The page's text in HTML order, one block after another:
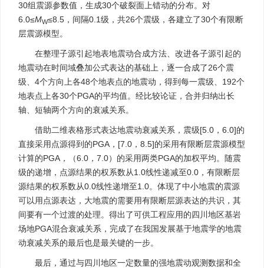
30组震源参数值，生成30个破裂面上错动的分布。对
6.0≤MW≤8.5，间隔0.1级，共26个震级，各建立了30个有限断
层震源模型。
在整理子源引起地表地震动合成方法、改进各子源引起的
地震动在时间域叠加公式表达的基础上，逐一合成了26个震
级、4个方向上各48个地表点的地震动，得到每一震级、192个
地表点上各30个PGA的平均值。经比较论证，合并归纳出长
轴、短轴两个方向的衰减关系。
借助二维表格形式表达地震动衰减关系，震级[5.0，6.0]的
直接采用点源得到的PGA，[7.0，8.5]的采用有限断层震源模型
计算的PGA，（6.0，7.0）的采用两类PGA的加权平均。随震
级的递增，点源结果的权系数从1.0线性递减至0.0，有限断层
源结果的权系数从0.0线性递增至1.0。体现了中小地震的震源
可以用点源表达，大地震的需要用有限断层源表达的共识，其
间要有一个过渡的处理。得出了可供工程应用的四川地区基岩
场地PGA混合衰减关系，完成了在我国发展基于地震学的地震
动衰减关系的最后也是最关键的一步。
最后，通过与四川地区一定数量的强地震动观测数据和全